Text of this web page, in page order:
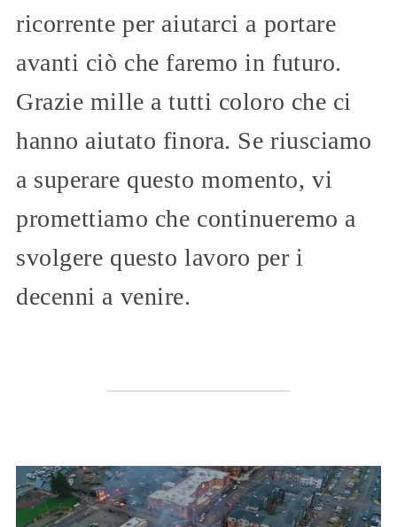
ricorrente per aiutarci a portare
avanti ciò che faremo in futuro.
Grazie mille a tutti coloro che ci
hanno aiutato finora. Se riusciamo
a superare questo momento, vi
promettiamo che continueremo a
svolgere questo lavoro per i
decenni a venire.